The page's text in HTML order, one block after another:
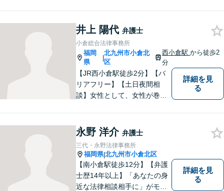
だける良質なサービスを提供
できるよう日々研鑽に努めて
まいります。お気軽にご相談
ください。
井上 陽代 弁護士
小倉総合法律事務所
福岡
県
|
北九州市小倉北
区
西小倉駅から徒歩2
分
【JR西小倉駅徒歩2分】【バ
リアフリー】【土日夜間相
談】女性として、女性が巻き
極的に対応しております。男
性弁護士には相談しづらいと
いう女性の方もお気軽にご相
談下さい。
詳細を見
る
永野 洋介 弁護士
三代・永野法律事務所
福岡県|北九州市小倉北区
【南小倉駅徒歩12分】【弁護
士歴14年以上】「あなたの身
近な法律相談相手に」がモッ
詳細を見
る